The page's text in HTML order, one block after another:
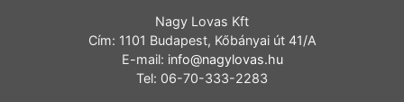
Nagy Lovas Kft
Cím: 1101 Budapest, Kőbányai út 41/A
E-mail: info@nagylovas.hu
Tel: 06-70-333-2283